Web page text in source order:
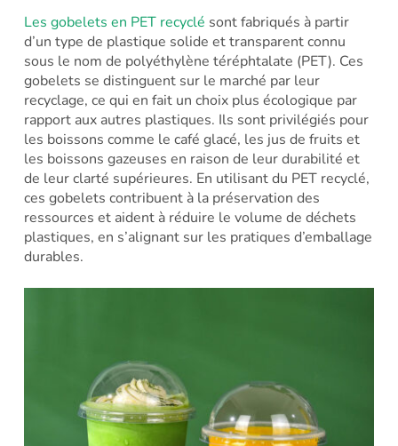
Les gobelets en PET recyclé sont fabriqués à partir
d’un type de plastique solide et transparent connu
sous le nom de polyéthylène téréphtalate (PET). Ces
gobelets se distinguent sur le marché par leur
recyclage, ce qui en fait un choix plus écologique par
rapport aux autres plastiques. Ils sont privilégiés pour
les boissons comme le café glacé, les jus de fruits et
les boissons gazeuses en raison de leur durabilité et
de leur clarté supérieures. En utilisant du PET recyclé,
ces gobelets contribuent à la préservation des
ressources et aident à réduire le volume de déchets
plastiques, en s’alignant sur les pratiques d’emballage
durables.